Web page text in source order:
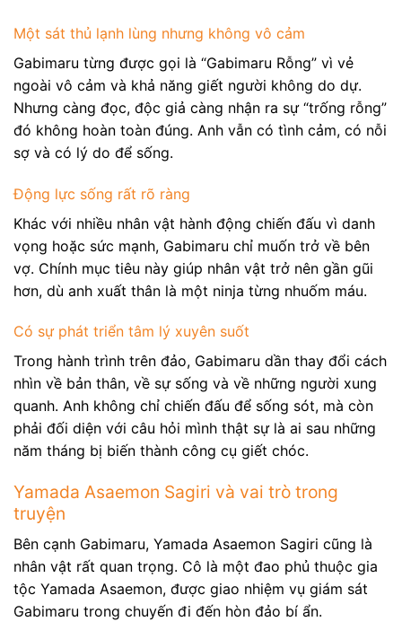
Một sát thủ lạnh lùng nhưng không vô cảm
Gabimaru từng được gọi là “Gabimaru Rỗng” vì vẻ
ngoài vô cảm và khả năng giết người không do dự.
Nhưng càng đọc, độc giả càng nhận ra sự “trống rỗng”
đó không hoàn toàn đúng. Anh vẫn có tình cảm, có nỗi
sợ và có lý do để sống.
Động lực sống rất rõ ràng
Khác với nhiều nhân vật hành động chiến đấu vì danh
vọng hoặc sức mạnh, Gabimaru chỉ muốn trở về bên
vợ. Chính mục tiêu này giúp nhân vật trở nên gần gũi
hơn, dù anh xuất thân là một ninja từng nhuốm máu.
Có sự phát triển tâm lý xuyên suốt
Trong hành trình trên đảo, Gabimaru dần thay đổi cách
nhìn về bản thân, về sự sống và về những người xung
quanh. Anh không chỉ chiến đấu để sống sót, mà còn
phải đối diện với câu hỏi mình thật sự là ai sau những
năm tháng bị biến thành công cụ giết chóc.
Yamada Asaemon Sagiri và vai trò trong
truyện
Bên cạnh Gabimaru, Yamada Asaemon Sagiri cũng là
nhân vật rất quan trọng. Cô là một đao phủ thuộc gia
tộc Yamada Asaemon, được giao nhiệm vụ giám sát
Gabimaru trong chuyến đi đến hòn đảo bí ẩn.